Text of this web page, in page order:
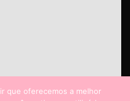
que oferecemos a melhor